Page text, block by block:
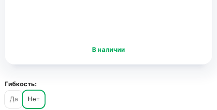
В наличии
Гибкость:
Да
Нет